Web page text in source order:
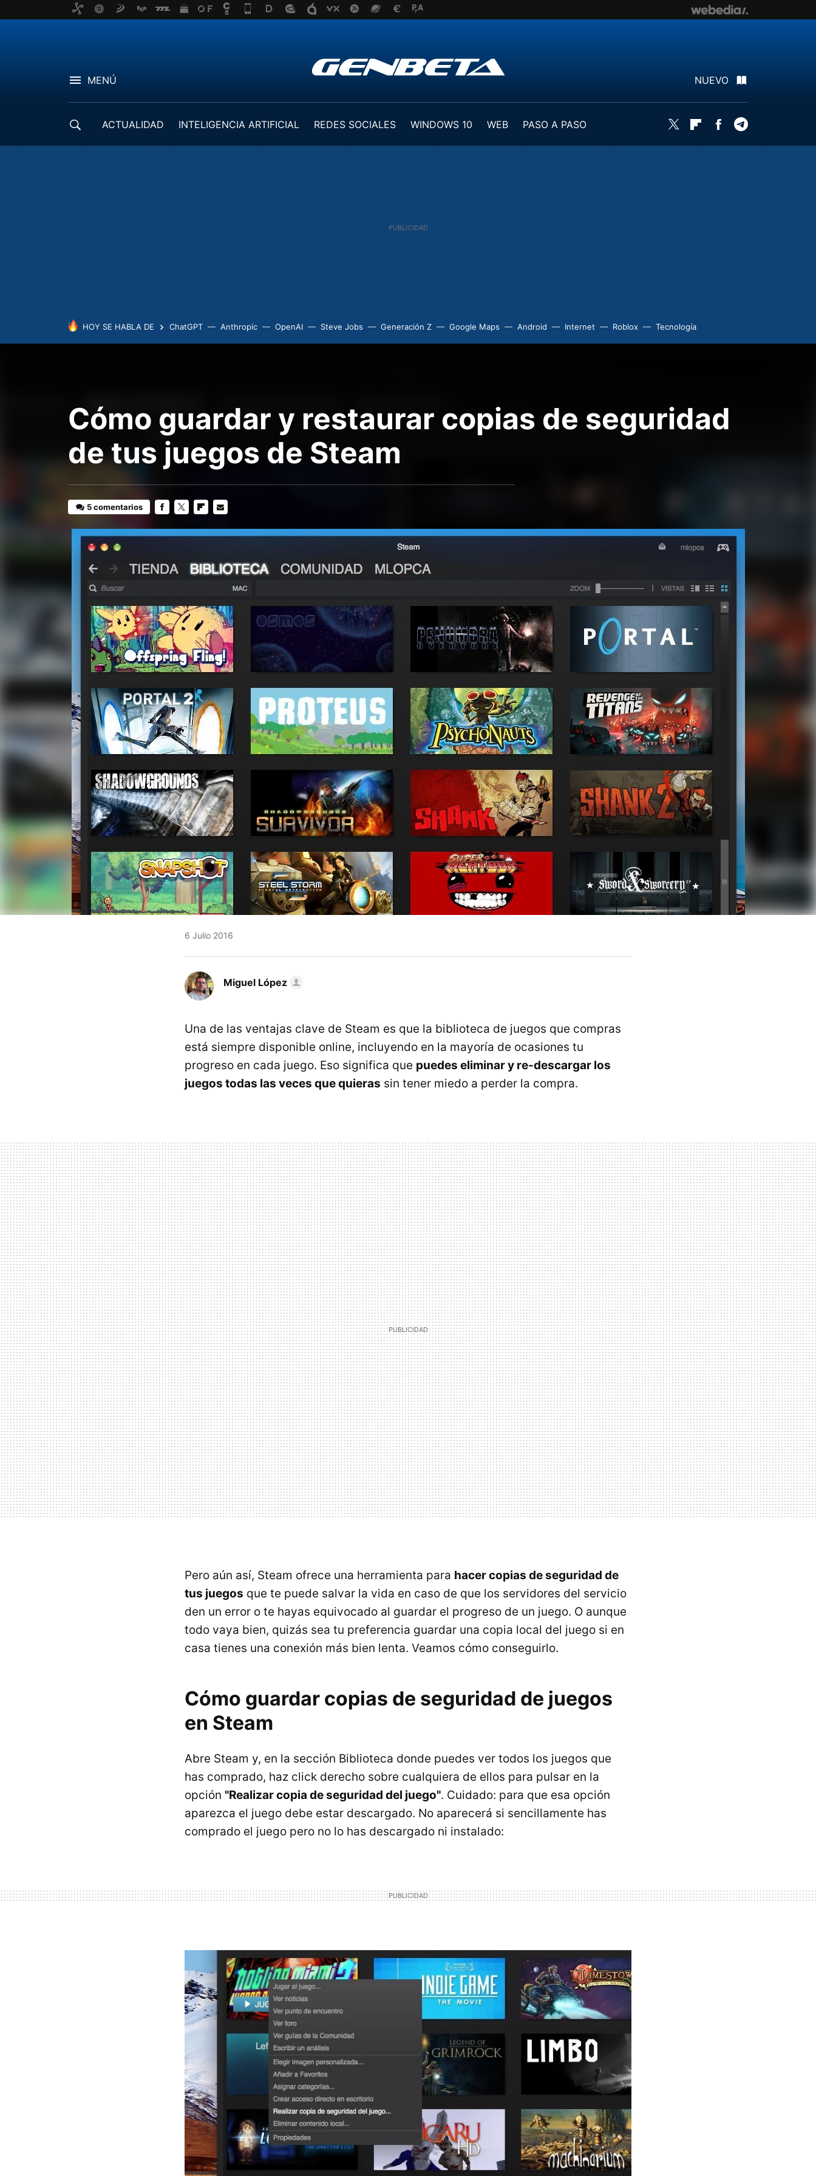
MENÚ NUEVO
ACTUALIDAD INTELIGENCIA ARTIFICIAL REDES SOCIALES WINDOWS 10 WEB
PASO A PASO
Twitter FlipboardFacebook
HOY SE HABLA DE ChatGPT Anthropic OpenAI Steve Jobs Generación Z Google Maps Android Internet Roblox Tecnología
Cómo guardar y restaurar copias de seguridad
de tus juegos de Steam
5 comentarios
MAIL
6 Julio 2016
Miguel López
Una de las ventajas clave de Steam es que la biblioteca de juegos que compras
está siempre disponible online, incluyendo en la mayoría de ocasiones tu
progreso en cada juego. Eso significa que puedes eliminar y re-descargar los
juegos todas las veces que quieras sin tener miedo a perder la compra.
Pero aún así, Steam ofrece una herramienta para hacer copias de seguridad de
tus juegos que te puede salvar la vida en caso de que los servidores del servicio
den un error o te hayas equivocado al guardar el progreso de un juego. O aunque
todo vaya bien, quizás sea tu preferencia guardar una copia local del juego si en
casa tienes una conexión más bien lenta. Veamos cómo conseguirlo.
Cómo guardar copias de seguridad de juegos
en Steam
Abre Steam y, en la sección Biblioteca donde puedes ver todos los juegos que
has comprado, haz click derecho sobre cualquiera de ellos para pulsar en la
opción "Realizar copia de seguridad del juego". Cuidado: para que esa opción
aparezca el juego debe estar descargado. No aparecerá si sencillamente has
comprado el juego pero no lo has descargado ni instalado: